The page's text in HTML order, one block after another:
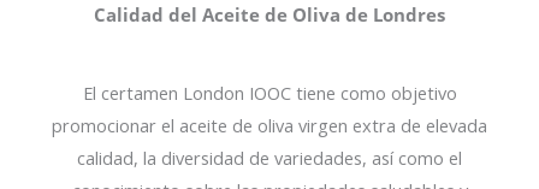
Calidad del Aceite de Oliva de Londres
El certamen London IOOC tiene como objetivo
promocionar el aceite de oliva virgen extra de elevada
calidad, la diversidad de variedades, así como el